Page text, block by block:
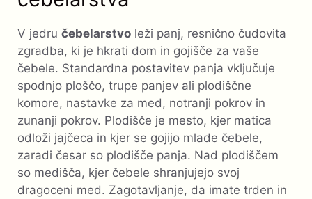
V jedru čebelarstvo leži panj, resnično čudovita
zgradba, ki je hkrati dom in gojišče za vaše
čebele. Standardna postavitev panja vključuje
spodnjo ploščo, trupe panjev ali plodiščne
komore, nastavke za med, notranji pokrov in
zunanji pokrov. Plodišče je mesto, kjer matica
odloži jajčeca in kjer se gojijo mlade čebele,
zaradi česar so plodišče panja. Nad plodiščem
so medišča, kjer čebele shranjujejo svoj
dragoceni med. Zagotavljanje, da imate trden in